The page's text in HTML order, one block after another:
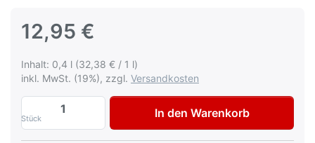
12,95 €
Inhalt: 0,4 l (32,38 € / 1 l)
inkl. MwSt. (19%), zzgl. Versandkosten
Stück
Multona Autolack für Suzuki 0VP Dark
In den Warenkorb